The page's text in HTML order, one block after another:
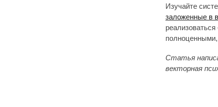
Изучайте
заложенные в
Статья
векторная